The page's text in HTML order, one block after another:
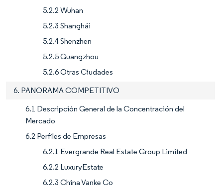
5.2.2 Wuhan
5.2.3 Shanghái
5.2.4 Shenzhen
5.2.5 Guangzhou
5.2.6 Otras Ciudades
6. PANORAMA COMPETITIVO
6.1 Descripción General de la Concentración del
Mercado
6.2 Perfiles de Empresas
6.2.1 Evergrande Real Estate Group Limited
6.2.2 LuxuryEstate
6.2.3 China Vanke Co